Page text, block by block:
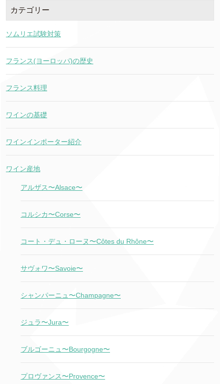
カテゴリー
ソムリエ試験対策
フランス(ヨーロッパ)の歴史
フランス料理
ワインの基礎
ワインインポーター紹介
ワイン産地
アルザス〜Alsace〜
コルシカ〜Corse〜
コート・デュ・ローヌ〜Côtes du Rhône〜
サヴォワ〜Savoie〜
シャンパーニュ〜Champagne〜
ジュラ〜Jura〜
ブルゴーニュ〜Bourgogne〜
プロヴァンス〜Provence〜